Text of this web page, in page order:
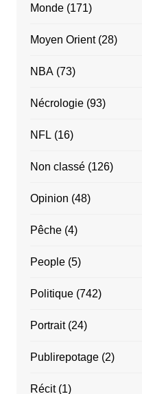
Monde(171)
Moyen Orient(28)
NBA(73)
Nécrologie(93)
NFL (16)
Non classé(126)
Opinion (48)
Pêche(4)
People(5)
Politique(742)
Portrait(24)
Publirepotage(2)
Récit(1)